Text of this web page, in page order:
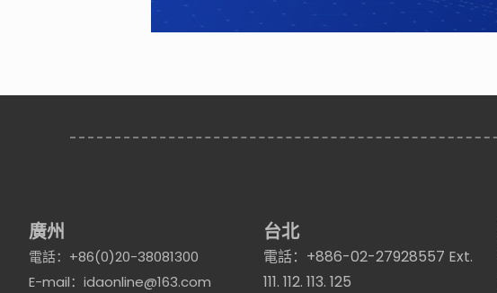
廣州
電話：+86(0)20-38081300
E-mail：idaonline@163.com
台北
電話：+886-02-27928557 Ext.
111. 112. 113. 125